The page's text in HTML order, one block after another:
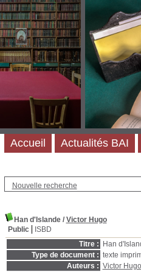
Nouvelle recherche
Han d'Islande/ Victor Hugo
Public
ISBD
Titre :
Han
Type de document : texte
Auteurs : Victor
Accueil Actualités BAI